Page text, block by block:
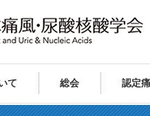
て 総会 認定